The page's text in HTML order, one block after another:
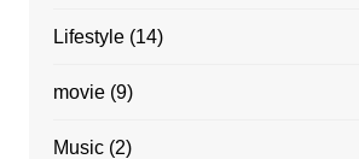
Lifestyle(14)
movie(9)
Music(2)